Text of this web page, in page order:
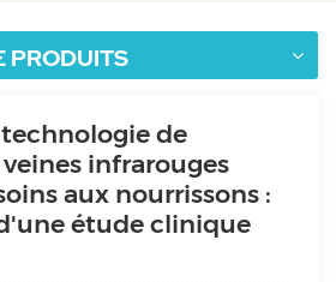
PRODUITS
de
infrarouges
aux nourrissons :
étude clinique